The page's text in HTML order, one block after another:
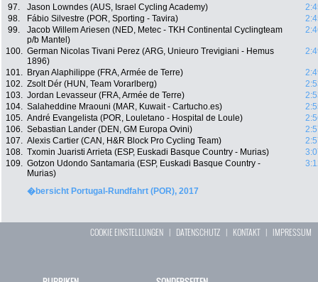
97.
Jason Lowndes (AUS, Israel Cycling Academy)
98.
Fábio Silvestre (POR, Sporting - Tavira)
99.
Jacob Willem Ariesen (NED, Metec - TKH Continental Cyclingteam
p/b Mantel)
100. German Nicolas Tivani Perez (ARG, Unieuro Trevigiani - Hemus
1896)
101. Bryan Alaphilippe (FRA, Armée de Terre)
102. Zsolt Dér (HUN, Team Vorarlberg)
103. Jordan Levasseur (FRA, Armée de Terre)
104. Salaheddine Mraouni (MAR, Kuwait - Cartucho.es)
105. André Evangelista (POR, Louletano - Hospital de Loule)
106. Sebastian Lander (DEN, GM Europa Ovini)
107. Alexis Cartier (CAN, H&R Block Pro Cycling Team)
108. Txomin Juaristi Arrieta (ESP, Euskadi Basque Country - Murias)
109. Gotzon Udondo Santamaria (ESP, Euskadi Basque Country -
Murias)
�bersicht Portugal-Rundfahrt (POR), 2017
COOKIE EINSTELLUNGEN | DATENSCHUTZ | KONTAKT| IMPRESSUM